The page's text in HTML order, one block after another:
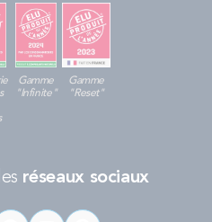
Gamme
"Infinite"
Gamme
"Reset"
réseaux sociaux